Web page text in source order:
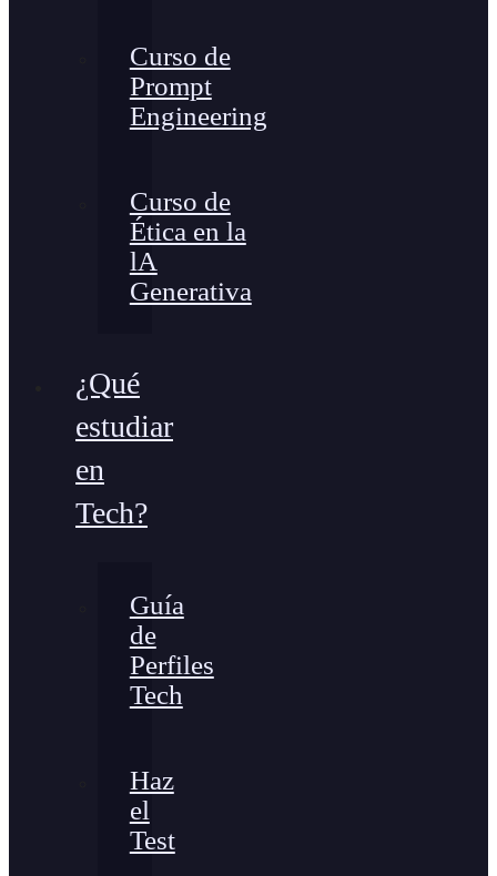
Curso de
Prompt
Engineering
Curso de
Ética en la
lA
Generativa
¿Qué
estudiar
en
Tech?
Guía
de
Perfiles
Tech
Haz
el
Test